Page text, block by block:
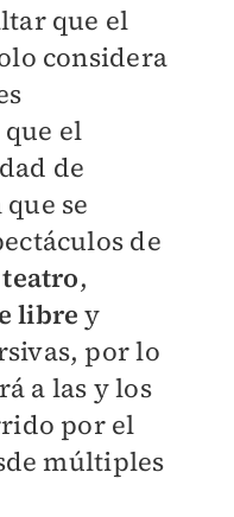
que el
considera
el
de
se
de
teatro,
libre y
por lo
a las y los
por el
múltiples